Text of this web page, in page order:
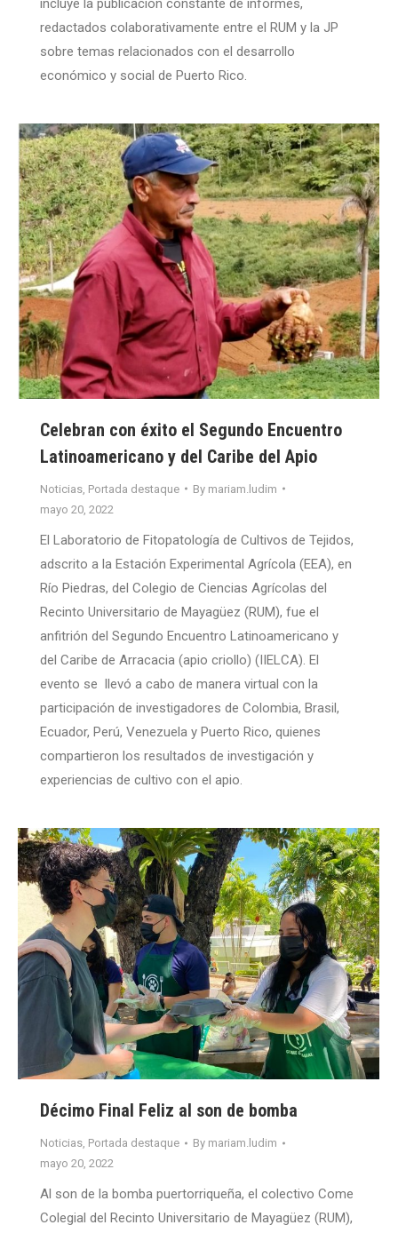
incluye la publicación constante de informes,
redactados colaborativamente entre el RUM y la JP
sobre temas relacionados con el desarrollo
económico y social de Puerto Rico.
Celebran con éxito el Segundo Encuentro
Latinoamericano y del Caribe del Apio
Noticias Portada destaque By mariam.ludim
mayo 20, 2022
El Laboratorio de Fitopatología de Cultivos de Tejidos,
adscrito a la Estación Experimental Agrícola (EEA), en
Río Piedras, del Colegio de Ciencias Agrícolas del
Recinto Universitario de Mayagüez (RUM), fue el
anfitrión del Segundo Encuentro Latinoamericano y
del Caribe de Arracacia (apio criollo) (IIELCA). El
evento se llevó a cabo de manera virtual con la
participación de investigadores de Colombia, Brasil,
Ecuador, Perú, Venezuela y Puerto Rico, quienes
compartieron los resultados de investigación y
experiencias de cultivo con el apio.
Décimo Final Feliz al son de bomba
Noticias, Portada destaque By mariam.ludim
mayo 20, 2022
Al son de la bomba puertorriqueña, el colectivo Come
Colegial del Recinto Universitario de Mayagüez (RUM),